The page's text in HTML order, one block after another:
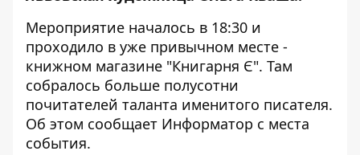
Мероприятие началось в 18:30 и
проходило в уже привычном месте -
книжном магазине "Книгарня Є". Там
собралось больше полусотни
почитателей таланта именитого писателя.
Об этом сообщает Информатор с места
события.